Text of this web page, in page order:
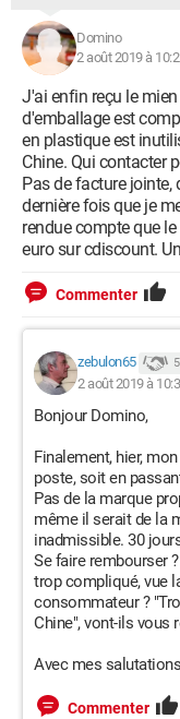
Domino
2 août 2019 à
J'ai enfin reçu le
d'emballage est
en plastique est
Chine. Qui contacter
Pas de facture jointe,
dernière fois que je
rendue compte que
euro sur cdiscount.
Commenter
zebulon65
2 août 2019 à
Bonjour Domino,
Finalement, hier,
poste, soit en
Pas de la marque
même il serait de la
inadmissible. 30
Se faire rembourser
trop compliqué, vue
consommateur ?
Chine", vont-ils vous
Avec mes
Commenter